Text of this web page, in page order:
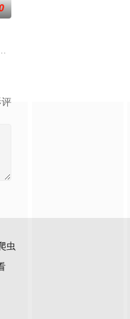
巫刚 饰）。之后，因为在酒
开的关系。看似虚拟的情感
地毯，要求找到失散在和
人类学教授苏夏即将赴英领
虫